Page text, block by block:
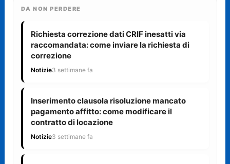
DA NON PERDERE
Richiesta correzione dati CRIF inesatti via
raccomandata: come inviare la richiesta di
correzione
Notizie3 settimane fa
Inserimento clausola risoluzione mancato
pagamento affitto: come modificare il
contratto di locazione
Notizie3 settimane fa